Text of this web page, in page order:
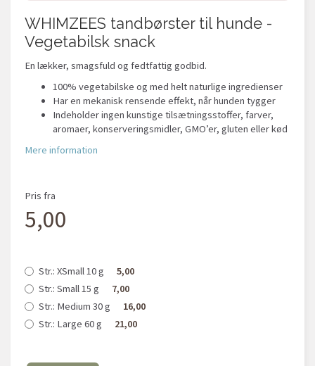
WHIMZEES tandbørster til hunde -
Vegetabilsk snack
En lækker, smagsfuld og fedtfattig godbid.
100% vegetabilske og med helt naturlige ingredienser
Har en mekanisk rensende effekt, når hunden tygger
Indeholder ingen kunstige tilsætningsstoffer, farver,
aromaer, konserveringsmidler, GMO’er, gluten eller kød
Mere information
Pris fra
5,00
Str.: XSmall 10 g
5,00
Str.: Small 15 g
7,00
Str.: Medium 30 g
16,00
Str.: Large 60 g 21,00